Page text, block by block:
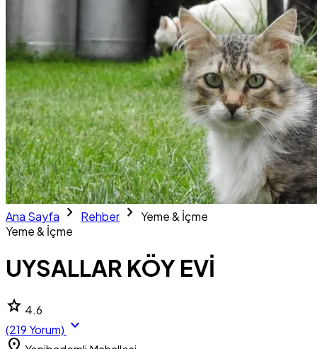
Ana Sayfa chevron_right Rehber chevron_right Yeme & İçme
Yeme & İçme
UYSALLAR KÖY EVİ
star 4.6
(219 Yorum) expand_more